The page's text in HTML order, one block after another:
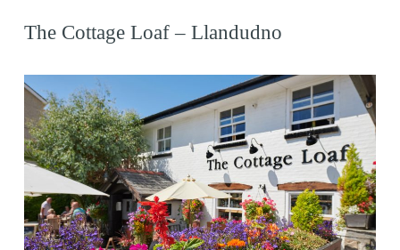
The Cottage Loaf – Llandudno